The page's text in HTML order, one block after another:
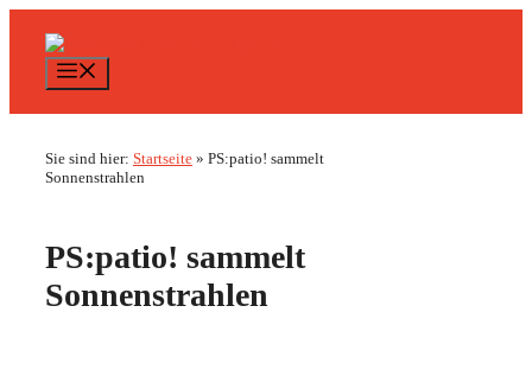
Inhalt
springen
Sie sind hier: Startseite » PS:patio! sammelt
Sonnenstrahlen
PS:patio! sammelt
Sonnenstrahlen